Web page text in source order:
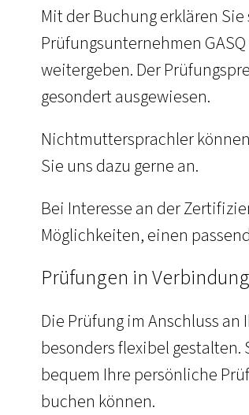
Mit der Buchung erklären
Prüfungsunternehmen
weitergeben. Der
gesondert ausgewiesen.
Nichtmuttersprachler
Sie uns dazu gerne an.
Bei Interesse an der
Möglichkeiten, einen
Prüfungen in
Die Prüfung im Anschluss
besonders flexibel
bequem Ihre persönliche
buchen können.